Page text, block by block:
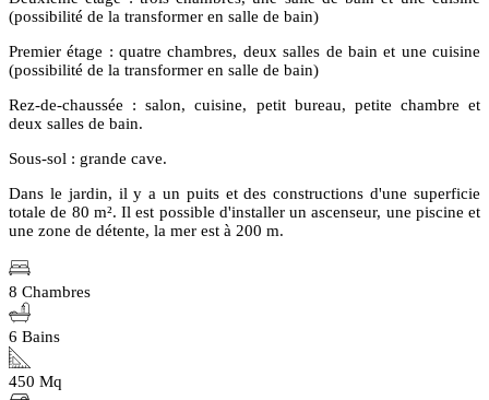
(possibilité de la transformer en salle de bain)
Premier étage : quatre chambres, deux salles de bain et une cuisine
(possibilité de la transformer en salle de bain)
Rez-de-chaussée : salon, cuisine, petit bureau, petite chambre et
deux salles de bain.
Sous-sol : grande cave.
Dans le jardin, il y a un puits et des constructions d'une superficie
totale de 80 m². Il est possible d'installer un ascenseur, une piscine et
une zone de détente, la mer est à 200 m.
8 Chambres
6 Bains
450 Mq